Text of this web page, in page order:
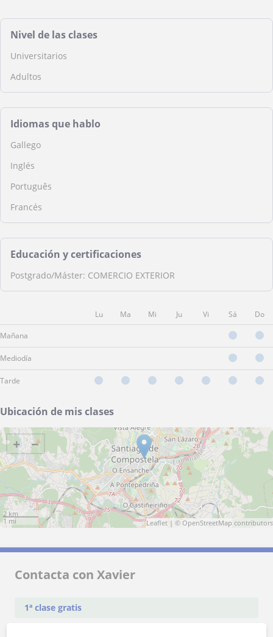
Nivel de las clases
Universitarios
Adultos
Idiomas que hablo
Gallego
Inglés
Português
Francés
Educación y certificaciones
Postgrado/Máster: COMERCIO EXTERIOR
Lu Ma Mi Ju Vi Sá Do
Mañana
Mediodía
Tarde
Ubicación de mis clases
+ −
2 km
1 mi
Leaflet | © OpenStreetMap contributors
Contacta con Xavier
1ª clase gratis